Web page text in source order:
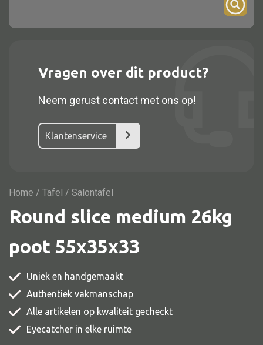
Alle kasten
Dressoir
Nachtkast
Vitrine
TV meubel
Comode
Alle stoelen
Eetkamer stoel
Vragen over dit product?
Neem gerust contact met ons op!
Klantenservice
Home / Tafel / Salontafel
Round slice medium 26kg
poot 55x35x33
Uniek en handgemaakt
Authentiek vakmanschap
Alle artikelen op kwaliteit gecheckt
Eyecatcher in elke ruimte